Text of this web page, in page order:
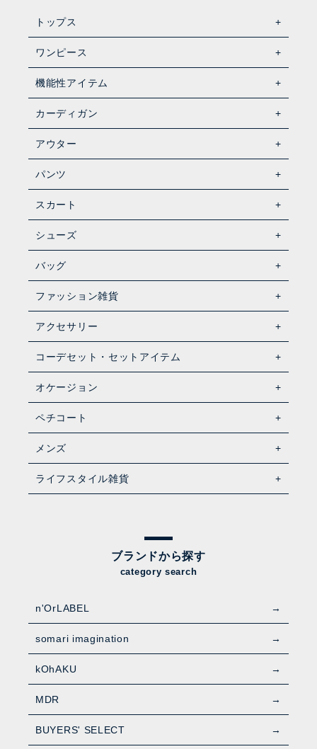
トップス
ワンピース
機能性アイテム
カーディガン
アウター
パンツ
スカート
シューズ
バッグ
ファッション雑貨
アクセサリー
コーデセット・セットアイテム
オケージョン
ペチコート
メンズ
ライフスタイル雑貨
ブランドから探す
category search
n'OrLABEL
somari imagination
kOhAKU
MDR
BUYERS' SELECT